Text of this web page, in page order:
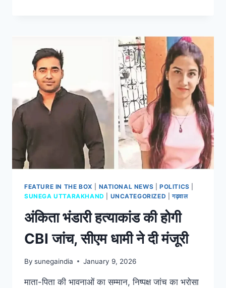
FEATURE IN THE BOX NATIONAL NEWS |POLITICS
SUNEGA UTTARAKHAND
UNCATEGORIZED |गढ़वाल
अंकिता भंडारी हत्याकांड की होगी
CBI जांच, सीएम धामी ने दी मंजूरी
By sunegaindia January 9, 2026
माता-पिता की भावनाओं का सम्मान, निष्पक्ष जांच का भरोसा